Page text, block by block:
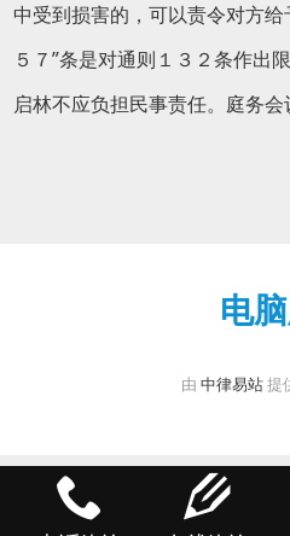
中受到损害的，可以责令对方
５７”条是对通则１３２条作出
启林不应负担民事责任。庭务会
电
由 中律易站提